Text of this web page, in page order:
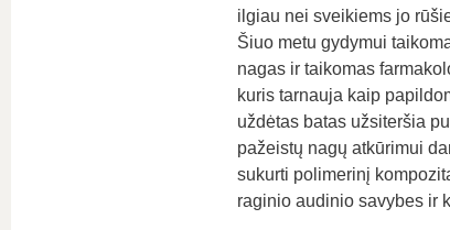
ilgiau nei sveikiems jo
Šiuo metu gydymui
nagas ir taikomas
kuris tarnauja kaip
uždėtas batas užsiteršia
pažeistų nagų atkūrimui
sukurti polimerinį
raginio audinio savybes ir